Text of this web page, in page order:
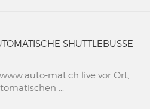
SHUTTLEBUSSE
mat.ch live vor Ort,
...